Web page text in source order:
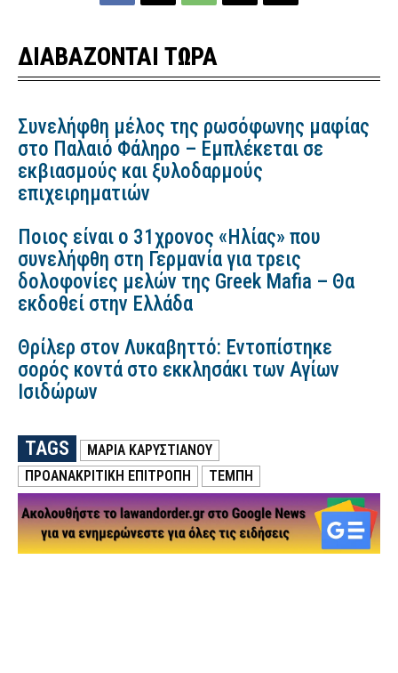
ΔΙΑΒΑΖΟΝΤΑΙ ΤΩΡΑ
Συνελήφθη μέλος της ρωσόφωνης μαφίας
στο Παλαιό Φάληρο – Εμπλέκεται σε
εκβιασμούς και ξυλοδαρμούς
επιχειρηματιών
Ποιος είναι ο 31χρονος «Ηλίας» που
συνελήφθη στη Γερμανία για τρεις
δολοφονίες μελών της Greek Mafia – Θα
εκδοθεί στην Ελλάδα
Θρίλερ στον Λυκαβηττό: Εντοπίστηκε
σορός κοντά στο εκκλησάκι των Αγίων
Ισιδώρων
TAGS
ΜΑΡΊΑ ΚΑΡΥΣΤΙΑΝΟΎ
ΠΡΟΑΝΑΚΡΙΤΙΚΗ ΕΠΙΤΡΟΠΉ
ΤΕΜΠΗ